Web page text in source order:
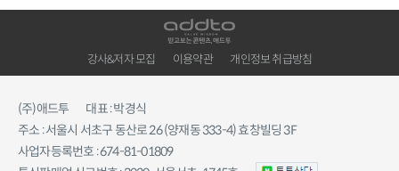
강사&저자 모집 이용약관 개인정보 취급방침
(주)애드투
대표 : 박경식
주소 : 서울시 서초구 동산로 26 (양재동 333-4) 효창빌딩 3F
사업자등록번호 : 674-81-01809